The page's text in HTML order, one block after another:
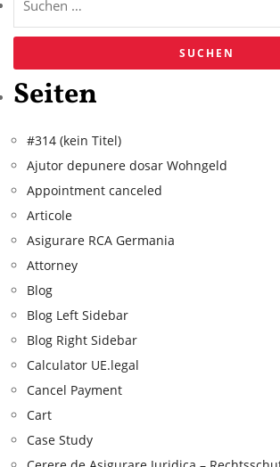
Seiten
#314 (kein Titel)
Ajutor depunere dosar Wohngeld
Appointment canceled
Articole
Asigurare RCA Germania
Attorney
Blog
Blog Left Sidebar
Blog Right Sidebar
Calculator UE.legal
Cancel Payment
Cart
Case Study